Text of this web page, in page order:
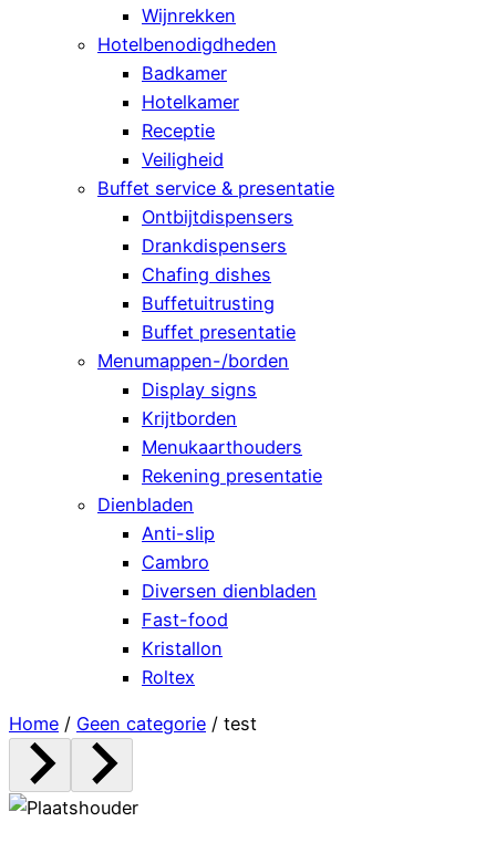
Wijnrekken
Hotelbenodigdheden
Badkamer
Hotelkamer
Receptie
Veiligheid
Buffet service & presentatie
Ontbijtdispensers
Drankdispensers
Chafing dishes
Buffetuitrusting
Buffet presentatie
Menumappen-/borden
Display signs
Krijtborden
Menukaarthouders
Rekening presentatie
Dienbladen
Anti-slip
Cambro
Diversen dienbladen
Fast-food
Kristallon
Roltex
Home / Geen categorie / test